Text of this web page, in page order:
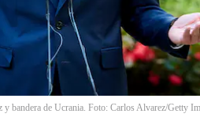
y bandera de Ucrania. Foto: Carlos Alvarez/Getty